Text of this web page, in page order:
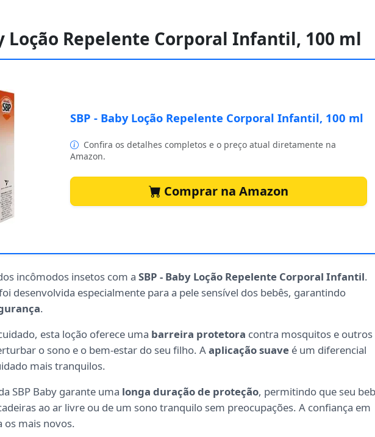
Loção Repelente Corporal Infantil, 100 ml
SBP - Baby Loção Repelente Corporal Infantil, 100 ml
Confira os detalhes completos e o preço atual diretamente na
Amazon.
Comprar na Amazon
incômodos insetos com a SBP - Baby Loção Repelente Corporal Infantil.
desenvolvida especialmente para a pele sensível dos bebês, garantindo
.
esta loção oferece uma barreira protetora contra mosquitos e outros
o sono e o bem-estar do seu filho. Aaplicação suave é um diferencial
mais tranquilos.
SBP Baby garante uma longa duração de proteção, permitindo que seu
ao ar livre ou de um sono tranquilo sem preocupações. A confiança em
mais novos.